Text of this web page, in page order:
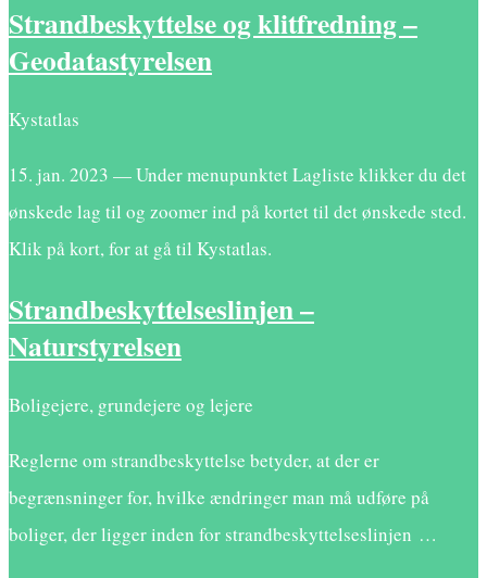
Strandbeskyttelse og klitfredning –
Geodatastyrelsen
Kystatlas
15. jan. 2023 — Under menupunktet Lagliste klikker du det
ønskede lag til og zoomer ind på kortet til det ønskede sted.
Klik på kort, for at gå til Kystatlas.
Strandbeskyttelseslinjen –
Naturstyrelsen
Boligejere, grundejere og lejere
Reglerne om strandbeskyttelse betyder, at der er
begrænsninger for, hvilke ændringer man må udføre på
boliger, der ligger inden for strandbeskyttelseslinjen …